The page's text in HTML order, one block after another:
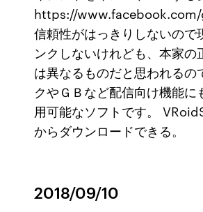
https://
信頼性がはっきりしないので
ンクしないけれども、本家の
は異なるものだと思われるの
クやＧＢなど配信向け機能に
用可能なソフトです。
からダウンロードできる。
2018/09/10